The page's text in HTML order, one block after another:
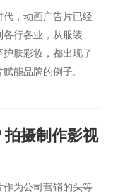
代，动画广告片已经
行各业，从服装、
护肤彩妆，都出现了
能品牌的例子。
拍摄制作影视
作为公司营销的头等